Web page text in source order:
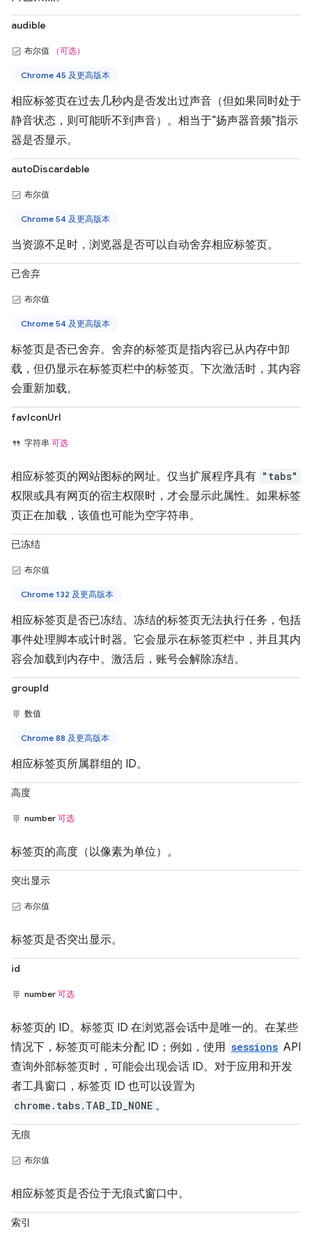
audible
布尔值 （可选）
Chrome 45 及更高版本
相应标签页在过去几秒内是否发出过声音（但如果同时处于
静音状态，则可能听不到声音）。相当于“扬声器音频”指示
器是否显示。
autoDiscardable
布尔值
Chrome 54 及更高版本
当资源不足时，浏览器是否可以自动舍弃相应标签页。
已舍弃
布尔值
Chrome 54 及更高版本
标签页是否已舍弃。舍弃的标签页是指内容已从内存中卸
载，但仍显示在标签页栏中的标签页。下次激活时，其内容
会重新加载。
favIconUrl
字符串 可选
相应标签页的网站图标的网址。仅当扩展程序具有 "tabs"
权限或具有网页的宿主权限时，才会显示此属性。如果标签
页正在加载，该值也可能为空字符串。
已冻结
布尔值
Chrome 132 及更高版本
相应标签页是否已冻结。冻结的标签页无法执行任务，包括
事件处理脚本或计时器。它会显示在标签页栏中，并且其内
容会加载到内存中。激活后，账号会解除冻结。
groupId
数值
Chrome 88 及更高版本
相应标签页所属群组的 ID。
高度
number 可选
标签页的高度（以像素为单位）。
突出显示
布尔值
标签页是否突出显示。
id
number 可选
标签页的 ID。标签页 ID 在浏览器会话中是唯一的。在某些
情况下，标签页可能未分配 ID；例如，使用 sessions API
查询外部标签页时，可能会出现会话 ID。对于应用和开发
者工具窗口，标签页 ID 也可以设置为
chrome.tabs.TAB_ID_NONE 。
无痕
布尔值
相应标签页是否位于无痕式窗口中。
索引